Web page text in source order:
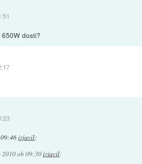
dosti?
izjavil:
2010 ob 09:30izjavil: